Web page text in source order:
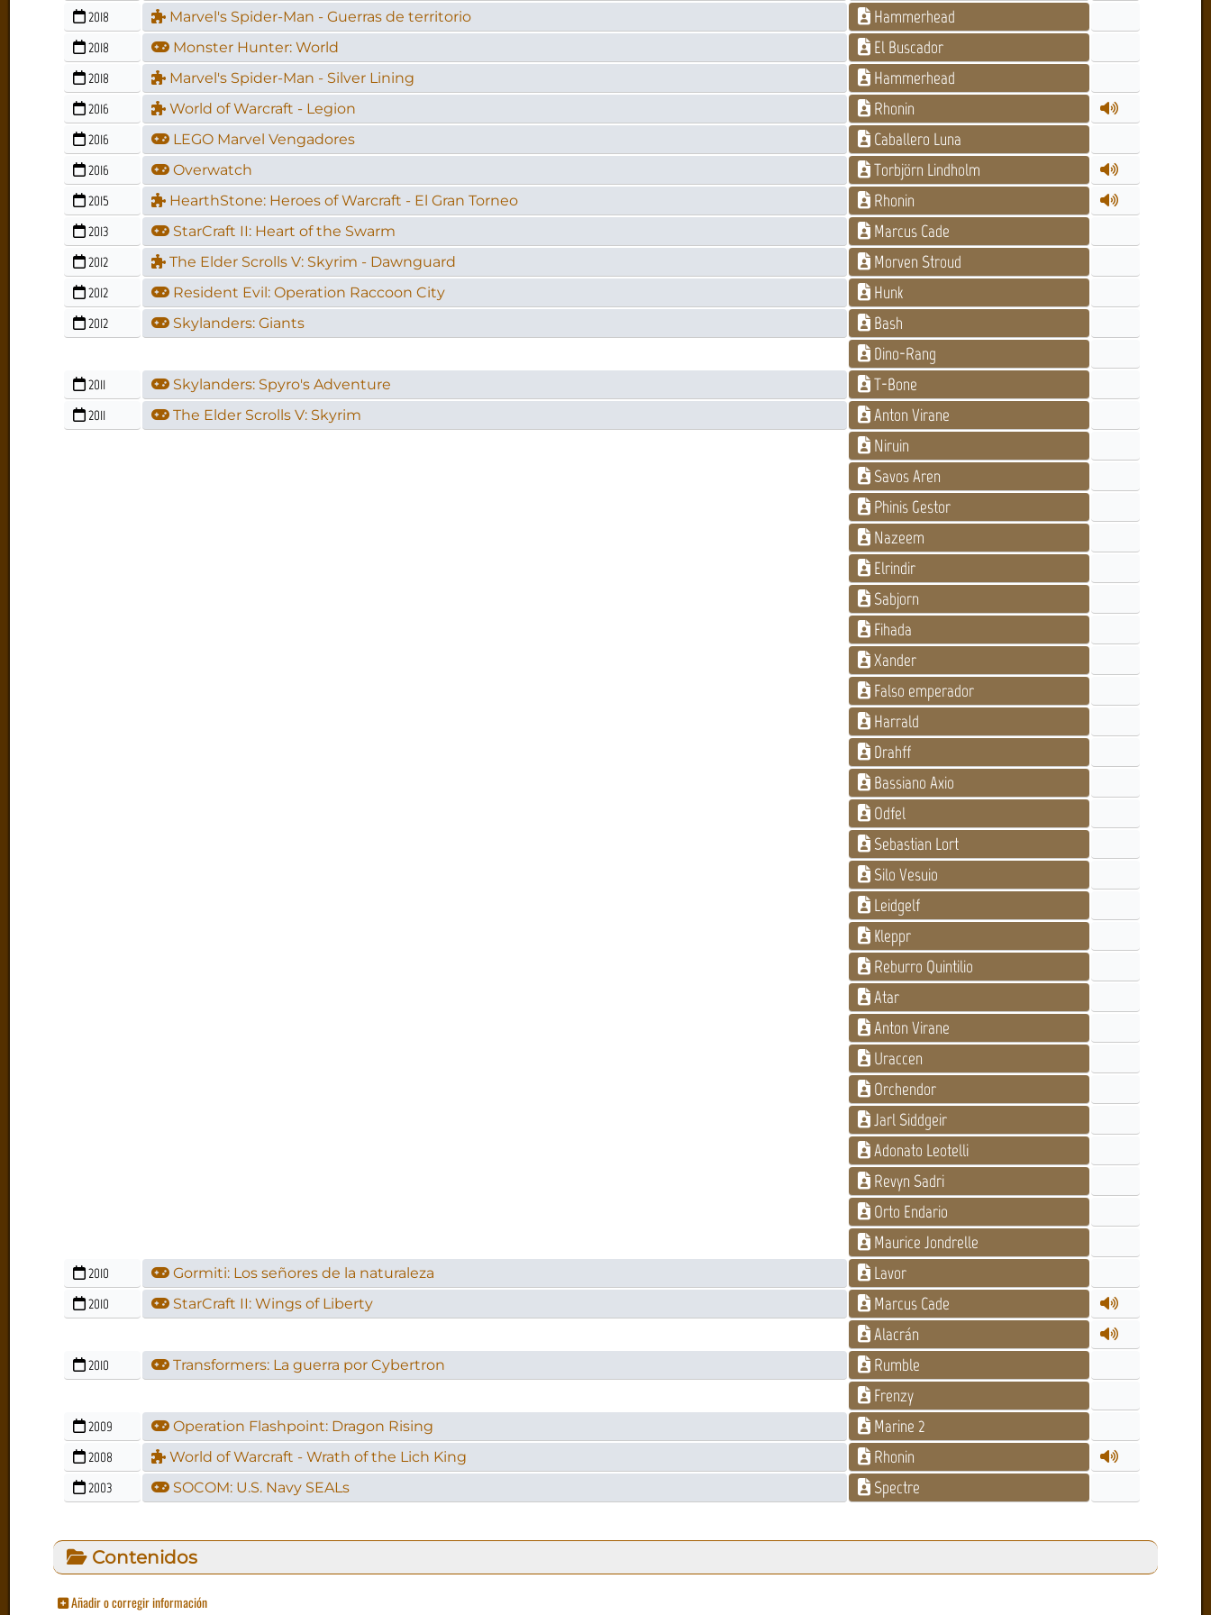
2018 Marvel's Spider-Man - Guerras de territorio Hammerhead
2018 Monster Hunter: World El Buscador
2018 Marvel's Spider-Man - Silver Lining Hammerhead
2016 World of Warcraft - Legion Rhonin
2016 LEGO Marvel Vengadores Caballero Luna
2016 Overwatch Torbjörn Lindholm
2015 HearthStone: Heroes of Warcraft - El Gran Torneo Rhonin
2013 StarCraft II: Heart of the Swarm Marcus Cade
2012 The Elder Scrolls V: Skyrim - Dawnguard Morven Stroud
2012 Resident Evil: Operation Raccoon City Hunk
2012 Skylanders: Giants
Bash
Dino-Rang
2011 Skylanders: Spyro's Adventure T-Bone
2011 The Elder Scrolls V: Skyrim
Anton Virane
Niruin
Savos Aren
Phinis Gestor
Nazeem
Elrindir
Sabjorn
Fihada
Xander
Falso emperador
Harrald
Drahff
Bassiano Axio
Odfel
Sebastian Lort
Silo Vesuio
Leidgelf
Kleppr
Reburro Quintilio
Atar
Anton Virane
Uraccen
Orchendor
Jarl Siddgeir
Adonato Leotelli
Revyn Sadri
Orto Endario
Maurice Jondrelle
2010 Gormiti: Los señores de la naturaleza Lavor
2010 StarCraft II: Wings of Liberty
Marcus Cade
Alacrán
2010 Transformers: La guerra por Cybertron
Rumble
Frenzy
2009 Operation Flashpoint: Dragon Rising Marine 2
2008 World of Warcraft - Wrath of the Lich King Rhonin
2003 SOCOM: U.S. Navy SEALs Spectre
Contenidos
Añadir o corregir información